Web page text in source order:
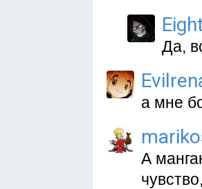
Да,
а мне
А